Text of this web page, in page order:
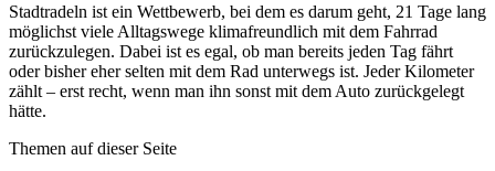
Stadtradeln ist ein Wettbewerb, bei dem es darum geht, 21 Tage lang
möglichst viele Alltagswege klimafreundlich mit dem Fahrrad
zurückzulegen. Dabei ist es egal, ob man bereits jeden Tag fährt
oder bisher eher selten mit dem Rad unterwegs ist. Jeder Kilometer
zählt – erst recht, wenn man ihn sonst mit dem Auto zurückgelegt
hätte.
Themen auf dieser Seite